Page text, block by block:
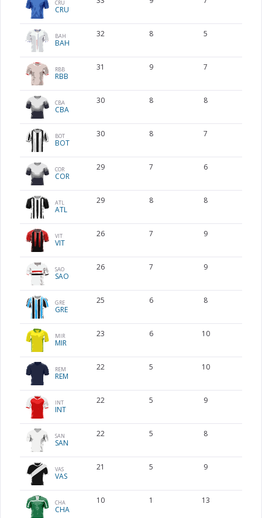
CRU
CRU
BAH
BAH
32 8 5
RBB
RBB
31 9 7
CBA
CBA
30 8 8
BOT
BOT
30 8 7
COR
COR
29 7 6
ATL
ATL
29 8 8
VIT
VIT
26 7 9
SAO
SAO
26 7 9
GRE
GRE
25 6 8
MIR
MIR
23 6 10
REM
REM
22 5 10
INT
INT
22 5 9
SAN
SAN
22 5 8
VAS
VAS
21 5 9
CHA
CHA
10 1 13